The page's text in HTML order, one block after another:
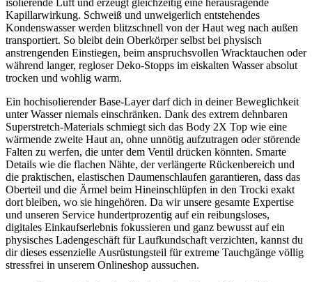
isolierende Luft und erzeugt gleichzeitig eine herausragende
Kapillarwirkung. Schweiß und unweigerlich entstehendes
Kondenswasser werden blitzschnell von der Haut weg nach außen
transportiert. So bleibt dein Oberkörper selbst bei physisch
anstrengenden Einstiegen, beim anspruchsvollen Wracktauchen oder
während langer, regloser Deko-Stopps im eiskalten Wasser absolut
trocken und wohlig warm.
Ein hochisolierender Base-Layer darf dich in deiner Beweglichkeit
unter Wasser niemals einschränken. Dank des extrem dehnbaren
Superstretch-Materials schmiegt sich das Body 2X Top wie eine
wärmende zweite Haut an, ohne unnötig aufzutragen oder störende
Falten zu werfen, die unter dem Ventil drücken könnten. Smarte
Details wie die flachen Nähte, der verlängerte Rückenbereich und
die praktischen, elastischen Daumenschlaufen garantieren, dass das
Oberteil und die Ärmel beim Hineinschlüpfen in den Trocki exakt
dort bleiben, wo sie hingehören. Da wir unsere gesamte Expertise
und unseren Service hundertprozentig auf ein reibungsloses,
digitales Einkaufserlebnis fokussieren und ganz bewusst auf ein
physisches Ladengeschäft für Laufkundschaft verzichten, kannst du
dir dieses essenzielle Ausrüstungsteil für extreme Tauchgänge völlig
stressfrei in unserem Onlineshop aussuchen.